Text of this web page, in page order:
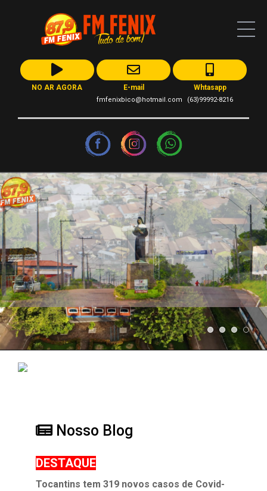
NO AR AGORA E-mail
fmfenixbico@hotmail.com
Whtasapp
(63)99992-8216
Nosso Blog
DESTAQUE
Tocantins tem 319 novos casos de Covid-